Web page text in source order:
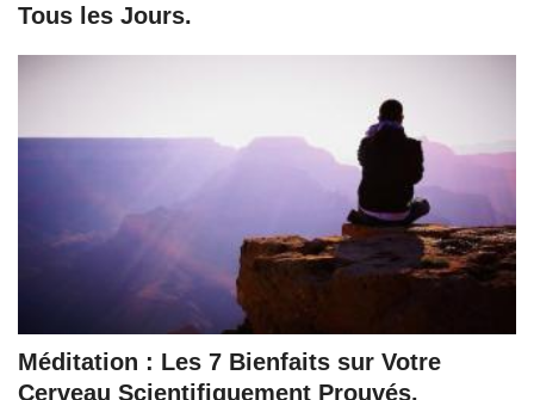
Tous les Jours.
Méditation : Les 7 Bienfaits sur Votre
Cerveau Scientifiquement Prouvés.